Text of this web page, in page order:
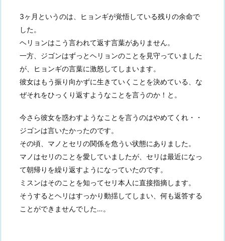
3ヶ月というのは、ヒョンギが覚悟している残りの余命で
した。
ヘリョンはこう言われて返す言葉がありません。
一方、ジゴンはずっとヘリョンのことを見守っていました
が、ヒョンギの言葉に激怒してしまいます。
彼女はもう振り向かずに生きていくことを決めている、な
ぜそれをひっくり返すようなことを言うのか！と。
今さら彼女を惑わすようなことを言うのはやめてくれ・・
ジゴンは言いたかったのです。
その頃、マノとセリの関係を危うい状態にありました。
マノはセリのことを愛していましたが、セリは最近になっ
て朝帰りを繰り返すようになっていたのです。
ミスンはそのことを知ってセリ本人に直接指摘します。
そうするとヘリはすっかり動揺してしまい、何も返答する
ことができませんでした…。